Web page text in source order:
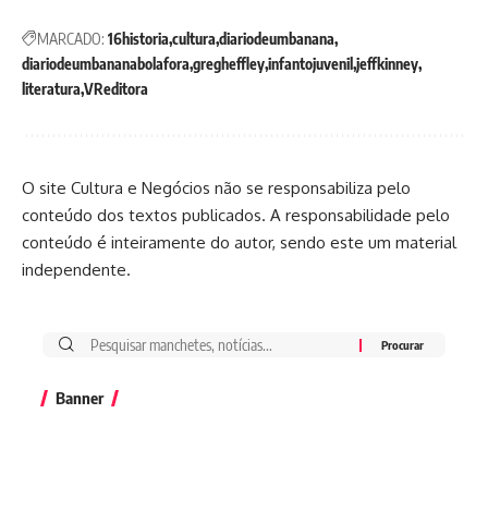
MARCADO: 16historia cultura diariodeumbanana
diariodeumbananabolafora gregheffleyinfantojuvenil jeffkinney
literatura VReditora
O site Cultura e Negócios não se responsabiliza pelo
conteúdo dos textos publicados. A responsabilidade pelo
conteúdo é inteiramente do autor, sendo este um material
independente.
Banner